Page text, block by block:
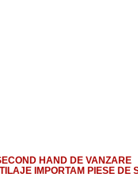
HAND DE VANZARE
IMPORTAM PIESE DE